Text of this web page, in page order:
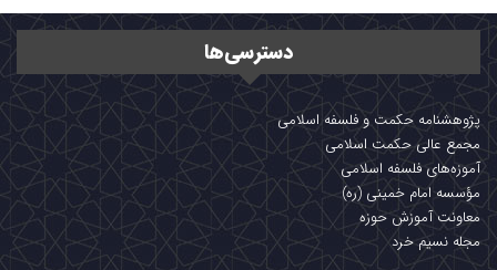
دسترسی‌ها
پژوهشنامه حکمت و فلسفه اسلامی
مجمع عالی حکمت اسلامی
آموزه‌های فلسفه اسلامی
مؤسسه امام خمینی (ره)
معاونت آموزش حوزه
مجله نسیم خرد